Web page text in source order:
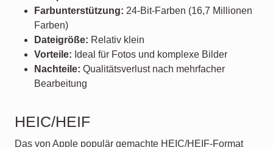
Farbunterstützung: 24-Bit-Farben (16,7 Millionen
Farben)
Dateigröße: Relativ klein
Vorteile: Ideal für Fotos und komplexe Bilder
Nachteile: Qualitätsverlust nach mehrfacher
Bearbeitung
HEIC/HEIF
Das von Apple populär gemachte HEIC/HEIF-Format